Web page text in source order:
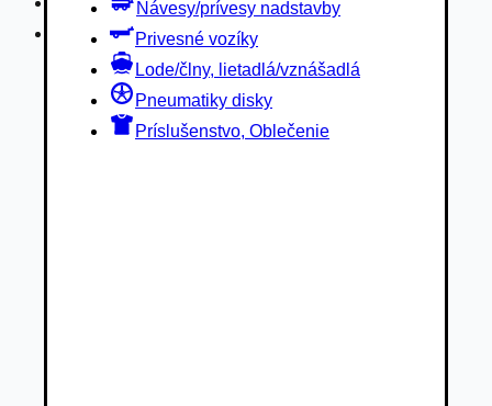
Návesy/prívesy nadstavby
Privesné vozíky
Lode/člny, lietadlá/vznášadlá
Pneumatiky disky
Príslušenstvo, Oblečenie
Príslušenstvo, Oblečenie